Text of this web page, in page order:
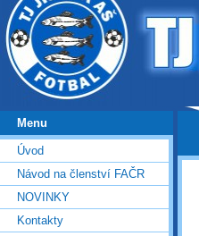
Menu
Úvod
Návod na členství FAČR
NOVINKY
Kontakty